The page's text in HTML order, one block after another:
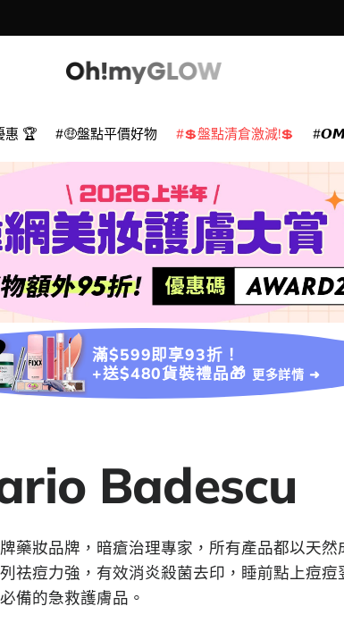
惠 🏆 🤑盤點平價好物 💲盤點清倉激減!💲
滿$599即享93折！
+送$480貨裝禮品🎁 更多詳情 ➜
Badescu
藥妝品牌，暗瘡治理專家，所有產品都以天
祛痘力強，有效消炎殺菌去印，睡前點上痘
備的急救護膚品。